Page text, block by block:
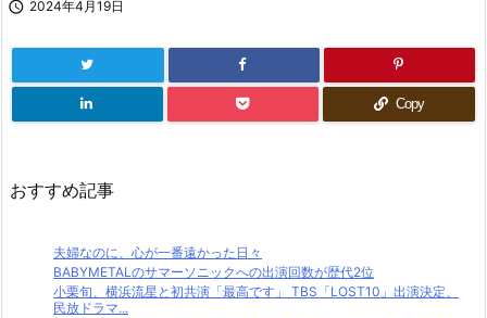
 2024年4月19日
Copy
おすすめ記事
夫婦なのに、心が一番遠かった日々
BABYMETALのサマーソニックへの出演回数が歴代2位
小栗旬、横浜流星と初共演「最高です」 TBS「LOST10」出演決定、
民放ドラマ...